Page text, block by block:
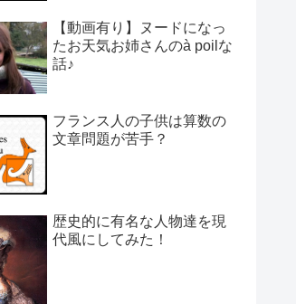
【動画有り】ヌードになっ
たお天気お姉さんのà poilな
話♪
フランス人の子供は算数の
文章問題が苦手？
歴史的に有名な人物達を現
代風にしてみた！